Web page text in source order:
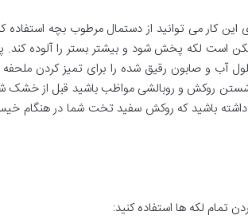
این کار می توانید از دستمال مرطوب بچه
است لکه پخش شود و بیشتر بستر را آلوده کند.
آب و صابون رقیق شده را برای تمیز کردن
روکش و روبالشی مواظب باشید قبل از
داشته باشید که روکش سفید تخت شما در هنگام
تمام لکه ها استفاده کنید: